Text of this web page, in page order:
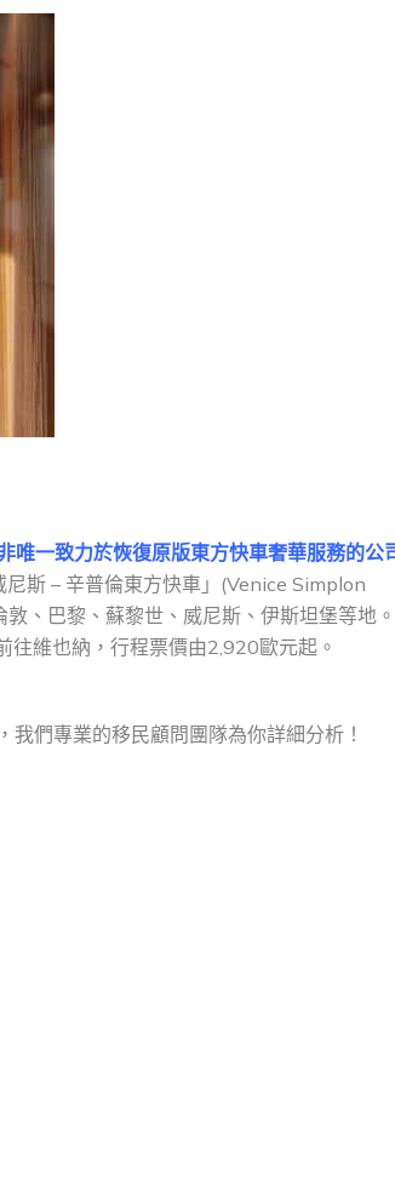
一致力於恢復原版東方快車奢華服務的公
斯 – 辛普倫東方快車」(Venice Simplon
、巴黎、蘇黎世、威尼斯、伊斯坦堡等地
維也納，行程票價由2,920歐元起。
們專業的移民顧問團隊為你詳細分析！